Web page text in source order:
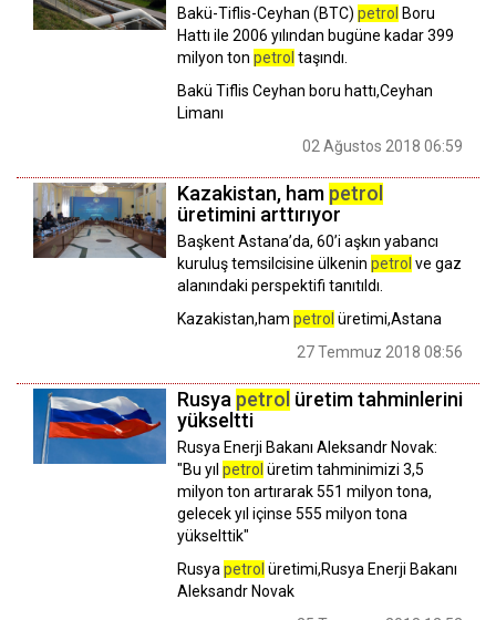
Bakü-Tiflis-Ceyhan (BTC) petrol Boru
Hattı ile 2006 yılından bugüne kadar 399
milyon ton petrol taşındı.
Bakü Tiflis Ceyhan boru hattı,Ceyhan
Limanı
02 Ağustos 2018 06:59
Kazakistan, ham petrol
üretimini arttırıyor
Başkent Astana’da, 60’i aşkın yabancı
kuruluş temsilcisine ülkenin petrol ve gaz
alanındaki perspektifi tanıtıldı.
Kazakistan,ham petrol üretimi,Astana
27 Temmuz 2018 08:56
Rusya petrol üretim tahminlerini
yükseltti
Rusya Enerji Bakanı Aleksandr Novak:
"Bu yıl petrol üretim tahminimizi 3,5
milyon ton artırarak 551 milyon tona,
gelecek yıl içinse 555 milyon tona
yükselttik"
Rusya petrol üretimi,Rusya Enerji Bakanı
Aleksandr Novak